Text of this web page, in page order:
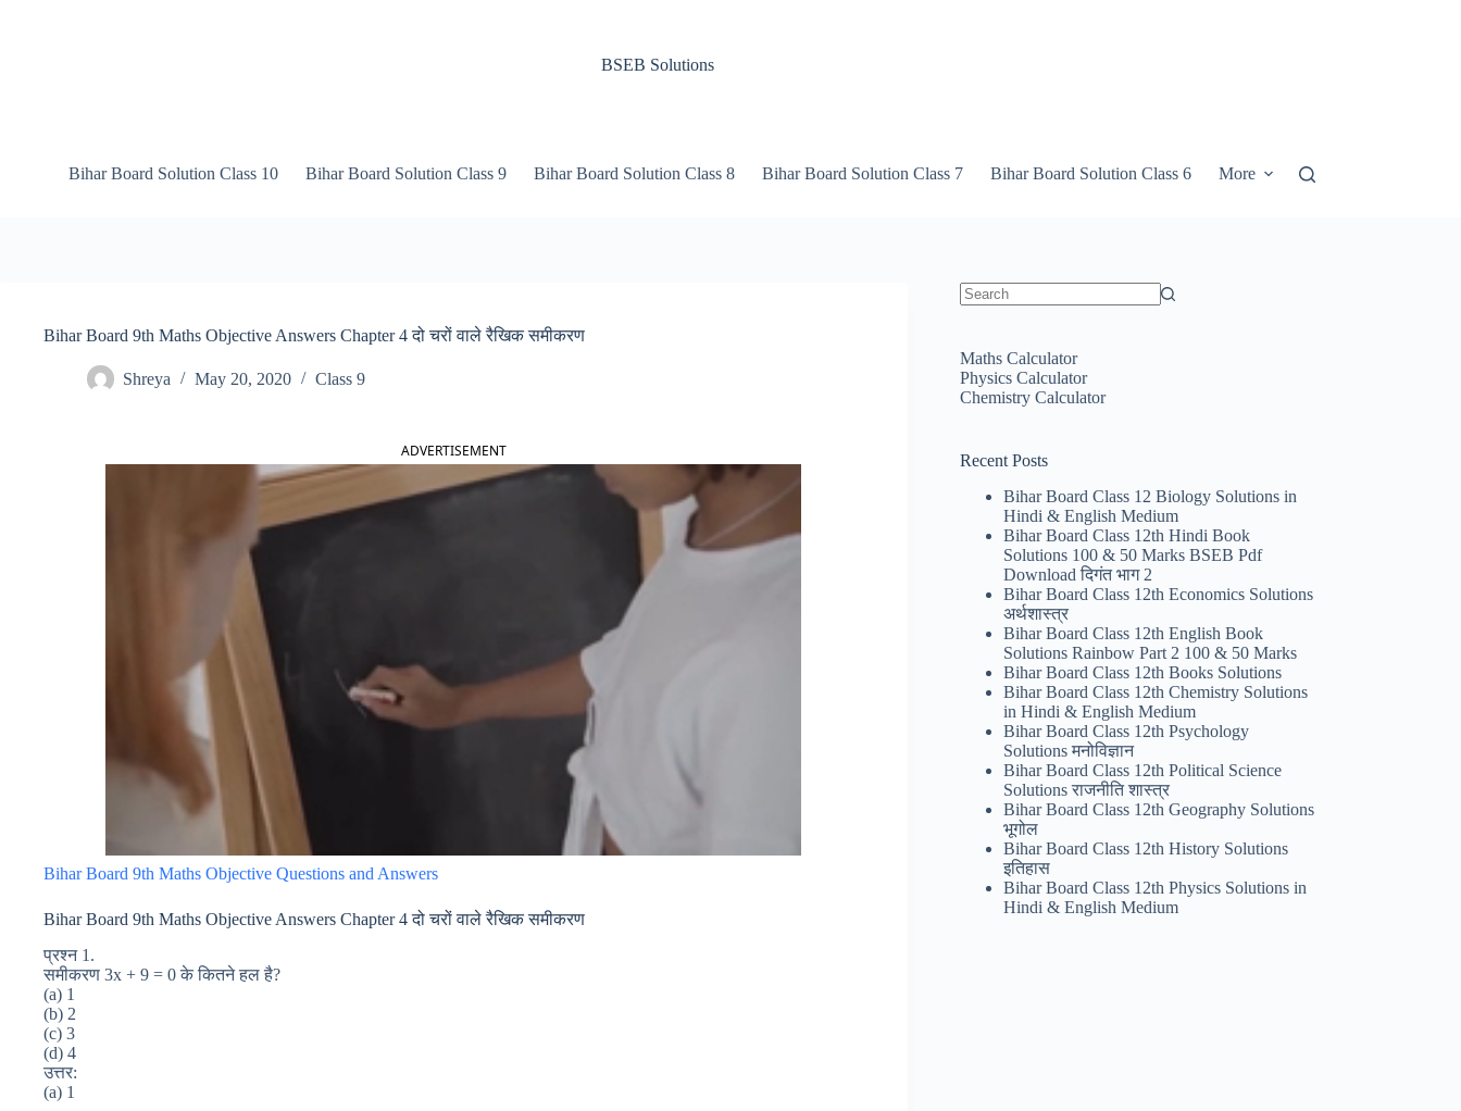
BSEB Solutions
Bihar Board Solution Class 10 Bihar Board Solution Class 9 Bihar Board Solution Class 8 Bihar Board Solution Class 7 Bihar Board Solution Class 6 More
Bihar Board 9th Maths Objective Answers Chapter 4 दो चरों वाले रैखिक समीकरण
Shreya May 20, 2020 Class 9
ADVERTISEMENT
Bihar Board 9th Maths Objective Questions and Answers
Bihar Board 9th Maths Objective Answers Chapter 4 दो चरों वाले रैखिक समीकरण
प्रश्न 1.
समीकरण 3x + 9 = 0 के कितने हल है?
(a) 1
(b) 2
(c) 3
(d) 4
उत्तर:
(a) 1
Maths Calculator
Physics Calculator
Chemistry Calculator
Recent Posts
Bihar Board Class 12 Biology Solutions in
Hindi & English Medium
Bihar Board Class 12th Hindi Book
Solutions 100 & 50 Marks BSEB Pdf
Download दिगंत भाग 2
Bihar Board Class 12th Economics Solutions
अर्थशास्त्र
Bihar Board Class 12th English Book
Solutions Rainbow Part 2 100 & 50 Marks
Bihar Board Class 12th Books Solutions
Bihar Board Class 12th Chemistry Solutions
in Hindi & English Medium
Bihar Board Class 12th Psychology
Solutions मनोविज्ञान
Bihar Board Class 12th Political Science
Solutions राजनीति शास्त्र
Bihar Board Class 12th Geography Solutions
भूगोल
Bihar Board Class 12th History Solutions
इतिहास
Bihar Board Class 12th Physics Solutions in
Hindi & English Medium